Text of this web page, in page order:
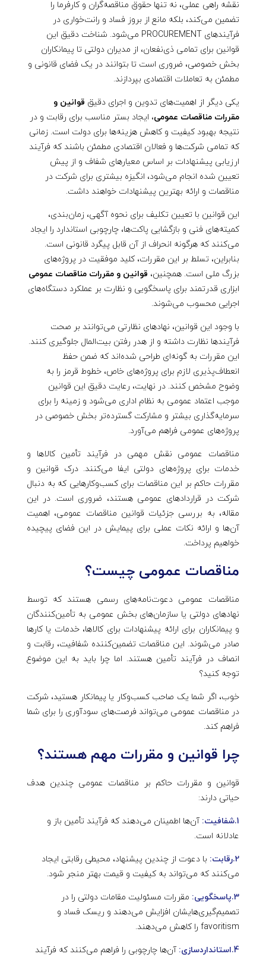
ا
ت
م
ن
ا
ق
ص
ا
ت
ع
م
و
م
ی
نقشه راهی عملی، نه تنها حقوق مناقصه‌گران و کارفرما را
تضمین می‌کند، بلکه مانع از بروز فساد و رانت‌خواری در
فرآیندهای PROCUREMENT می‌شود. شناخت دقیق این
قوانین برای تمامی ذی‌نفعان، از مدیران دولتی تا پیمانکاران
بخش خصوصی، ضروری است تا بتوانند در یک فضای قانونی و
مطمئن به تعاملات اقتصادی بپردازند.
یکی دیگر از اهمیت‌های تدوین و اجرای دقیق قوانین و
مقررات مناقصات عمومی، ایجاد بستر مناسب برای رقابت و در
نتیجه بهبود کیفیت و کاهش هزینه‌ها برای دولت است. زمانی
که تمامی شرکت‌ها و فعالان اقتصادی مطمئن باشند که فرآیند
ارزیابی پیشنهادات بر اساس معیارهای شفاف و از پیش
تعیین شده انجام می‌شود، انگیزه بیشتری برای شرکت در
مناقصات و ارائه بهترین پیشنهادات خواهند داشت.
این قوانین با تعیین تکلیف برای نحوه آگهی، زمان‌بندی،
کمیته‌های فنی و بازگشایی پاکت‌ها، چارچوبی استاندارد را ایجاد
می‌کنند که هرگونه انحراف از آن قابل پیگرد قانونی است.
بنابراین، تسلط بر این مقررات، کلید موفقیت در پروژه‌های
بزرگ ملی است. همچنین، قوانین و مقررات مناقصات عمومی
ابزاری قدرتمند برای پاسخگویی و نظارت بر عملکرد دستگاه‌های
اجرایی محسوب می‌شوند.
با وجود این قوانین، نهادهای نظارتی می‌توانند بر صحت
فرآیندها نظارت داشته و از هدر رفتن بیت‌المال جلوگیری کنند.
این مقررات به گونه‌ای طراحی شده‌اند که ضمن حفظ
انعطاف‌پذیری لازم برای پروژه‌های خاص، خطوط قرمز را به
وضوح مشخص کنند. در نهایت، رعایت دقیق این قوانین
موجب اعتماد عمومی به نظام اداری می‌شود و زمینه را برای
سرمایه‌گذاری بیشتر و مشارکت گسترده‌تر بخش خصوصی در
پروژه‌های عمومی فراهم می‌آورد.
مناقصات عمومی نقش مهمی در فرآیند تأمین کالاها و
خدمات برای پروژه‌های دولتی ایفا می‌کنند. درک قوانین و
مقررات حاکم بر این مناقصات برای کسب‌وکارهایی که به دنبال
شرکت در قراردادهای عمومی هستند، ضروری است. در این
مقاله، به بررسی جزئیات قوانین مناقصات عمومی، اهمیت
آن‌ها و ارائه نکات عملی برای پیمایش در این فضای پیچیده
خواهیم پرداخت.
مناقصات عمومی چیست؟
مناقصات عمومی دعوت‌نامه‌های رسمی هستند که توسط
نهادهای دولتی یا سازمان‌های بخش عمومی به تأمین‌کنندگان
و پیمانکاران برای ارائه پیشنهادات برای کالاها، خدمات یا کارها
صادر می‌شوند. این مناقصات تضمین‌کننده شفافیت، رقابت و
انصاف در فرآیند تأمین هستند. اما چرا باید به این موضوع
توجه کنید؟
خوب، اگر شما یک صاحب کسب‌وکار یا پیمانکار هستید، شرکت
در مناقصات عمومی می‌تواند فرصت‌های سودآوری را برای شما
فراهم کند.
چرا قوانین و مقررات مهم هستند؟
قوانین و مقررات حاکم بر مناقصات عمومی چندین هدف
حیاتی دارند:
1.شفافیت:
آن‌ها اطمینان می‌دهند که فرآیند تأمین باز و
عادلانه است.
2.رقابت:
با دعوت از چندین پیشنهاد، محیطی رقابتی ایجاد
می‌کنند که می‌تواند به کیفیت و قیمت بهتر منجر شود.
3.پاسخگویی:
مقررات مسئولیت مقامات دولتی را در
تصمیم‌گیری‌هایشان افزایش می‌دهند و ریسک فساد و
favoritism را کاهش می‌دهند.
4.استانداردسازی:
آن‌ها چارچوبی را فراهم می‌کنند که فرآیند